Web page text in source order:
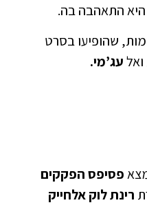
היא התאהבה בה.
שהופיעו בסרט
עג’מי.
פסיפס הפקקים
רינת לוק אלחייק